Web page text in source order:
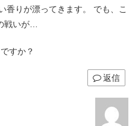
香りが漂ってきます。 でも、こ
戦いが…
すか？
返信